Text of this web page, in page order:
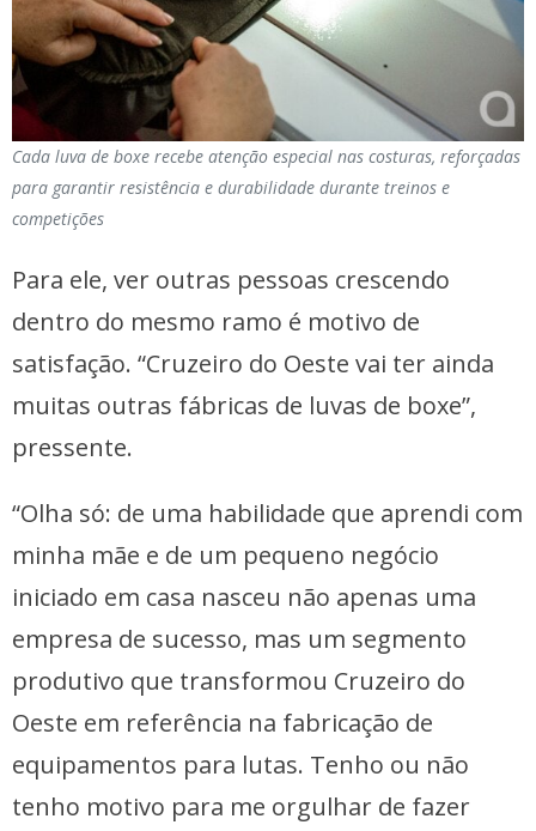
Cada luva de boxe recebe atenção especial nas costuras, reforçadas
para garantir resistência e durabilidade durante treinos e
competições
Para ele, ver outras pessoas crescendo
dentro do mesmo ramo é motivo de
satisfação. “Cruzeiro do Oeste vai ter ainda
muitas outras fábricas de luvas de boxe”,
pressente.
“Olha só: de uma habilidade que aprendi com
minha mãe e de um pequeno negócio
iniciado em casa nasceu não apenas uma
empresa de sucesso, mas um segmento
produtivo que transformou Cruzeiro do
Oeste em referência na fabricação de
equipamentos para lutas. Tenho ou não
tenho motivo para me orgulhar de fazer